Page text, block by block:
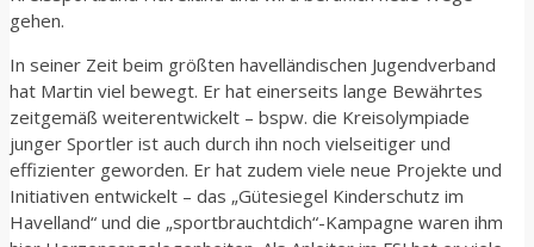
gehen.
In seiner Zeit beim größten havelländischen Jugendverband
hat Martin viel bewegt. Er hat einerseits lange Bewährtes
zeitgemäß weiterentwickelt – bspw. die Kreisolympiade
junger Sportler ist auch durch ihn noch vielseitiger und
effizienter geworden. Er hat zudem viele neue Projekte und
Initiativen entwickelt – das „Gütesiegel Kinderschutz im
Havelland“ und die „sportbrauchtdich“-Kampagne waren ihm